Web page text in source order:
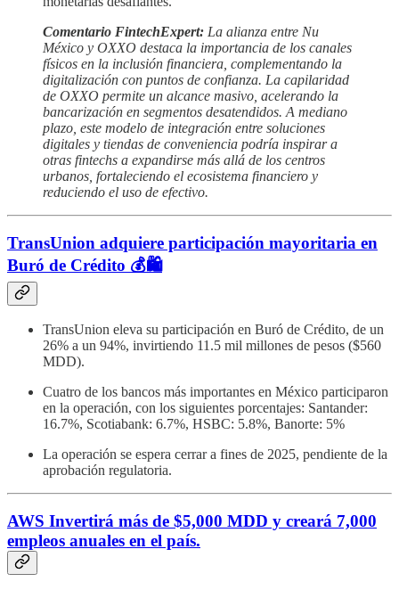
Comentario FintechExpert: La alianza entre Nu
México y OXXO destaca la importancia de los canales
físicos en la inclusión financiera, complementando la
digitalización con puntos de confianza. La capilaridad
de OXXO permite un alcance masivo, acelerando la
bancarización en segmentos desatendidos. A mediano
plazo, este modelo de integración entre soluciones
digitales y tiendas de conveniencia podría inspirar a
otras fintechs a expandirse más allá de los centros
urbanos, fortaleciendo el ecosistema financiero y
reduciendo el uso de efectivo.
TransUnion adquiere participación mayoritaria en
Buró de Crédito 💰🛍️
TransUnion eleva su participación en Buró de Crédito, de un
26% a un 94%, invirtiendo 11.5 mil millones de pesos ($560
MDD).
Cuatro de los bancos más importantes en México participaron
en la operación, con los siguientes porcentajes: Santander:
16.7%, Scotiabank: 6.7%, HSBC: 5.8%, Banorte: 5%
La operación se espera cerrar a fines de 2025, pendiente de la
aprobación regulatoria.
AWS Invertirá más de $5,000 MDD y creará 7,000
empleos anuales en el país.